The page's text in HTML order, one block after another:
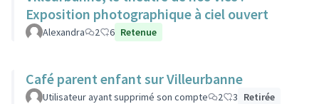
Exposition photographique à ciel ouvert
Alexandra 2 6 Retenue
Café parent enfant sur Villeurbanne
Utilisateur ayant supprimé son compte 2 3 Retirée